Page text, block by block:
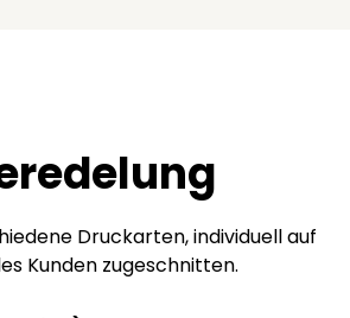
Druckarten, individuell auf
Kunden zugeschnitten.